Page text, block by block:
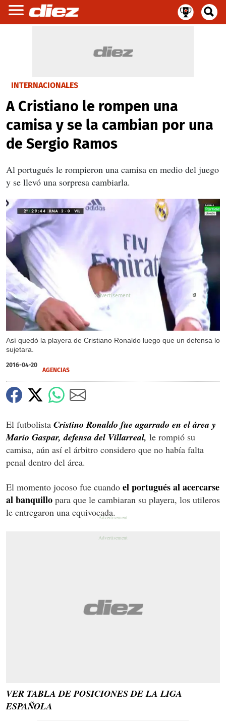
INTERNACIONALES
A Cristiano le rompen una
camisa y se la cambian por una
de Sergio Ramos
Al portugués le rompieron una camisa en medio del juego
y se llevó una sorpresa cambiarla.
Así quedó la playera de Cristiano Ronaldo luego que un defensa lo
sujetara.
X
X
X
2016-04-20
AGENCIAS
El futbolista Cristino Ronaldo fue agarrado en el área y
Mario Gaspar, defensa del Villarreal, le rompió su
camisa, aún así el árbitro considero que no había falta
penal dentro del área.
El momento jocoso fue cuando el portugués al acercarse
al banquillo para que le cambiaran su playera, los utileros
le entregaron una equivocada.
VER TABLA DE POSICIONES DE LA LIGA
ESPAÑOLA